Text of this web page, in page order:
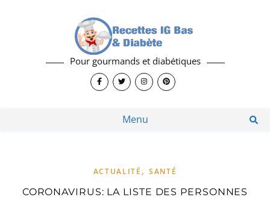
Pour gourmands et diabétiques
Menu
ACTUALITÉ , SANTÉ
CORONAVIRUS: LA LISTE DES PERSONNES